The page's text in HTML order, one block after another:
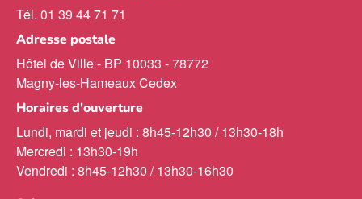
Tél. 01 39 44 71 71
Adresse postale
Hôtel de Ville - BP 10033 - 78772
Magny-les-Hameaux Cedex
Horaires d'ouverture
Lundi, mardi et jeudi : 8h45-12h30 / 13h30-18h
Mercredi : 13h30-19h
Vendredi : 8h45-12h30 / 13h30-16h30